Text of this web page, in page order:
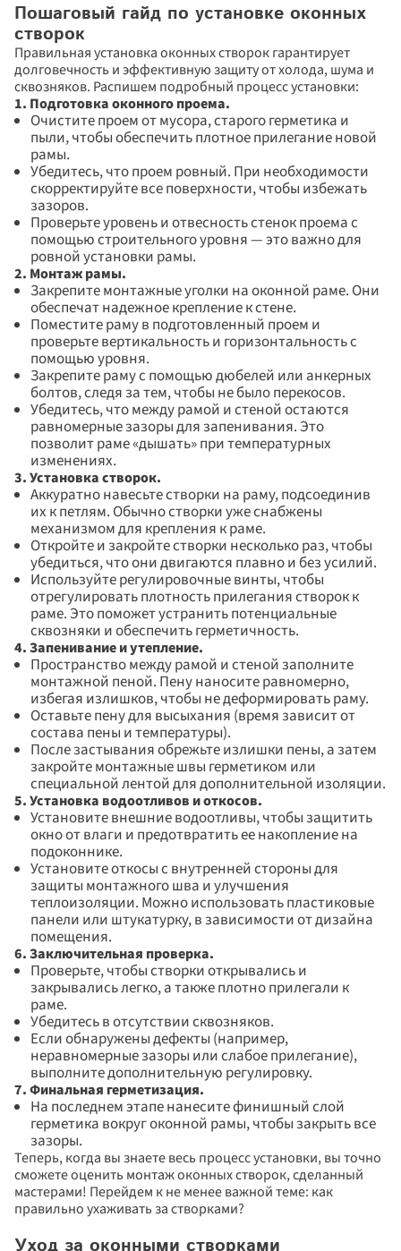
Дарим скидки до 55%
+5%! на новые окна
Спасибо за заявку!
Наш менеджер свяжется с вами
Повторить
Пошаговый гайд по установке оконных
створок
Правильная установка оконных створок гарантирует
долговечность и эффективную защиту от холода, шума и
сквозняков. Распишем подробный процесс установки:
1. Подготовка оконного проема.
Очистите проем от мусора, старого герметика и
пыли, чтобы обеспечить плотное прилегание новой
рамы.
Убедитесь, что проем ровный. При необходимости
скорректируйте все поверхности, чтобы избежать
зазоров.
Проверьте уровень и отвесность стенок проема с
помощью строительного уровня — это важно для
ровной установки рамы.
2. Монтаж рамы.
Закрепите монтажные уголки на оконной раме. Они
обеспечат надежное крепление к стене.
Поместите раму в подготовленный проем и
проверьте вертикальность и горизонтальность с
помощью уровня.
Закрепите раму с помощью дюбелей или анкерных
болтов, следя за тем, чтобы не было перекосов.
Убедитесь, что между рамой и стеной остаются
равномерные зазоры для запенивания. Это
позволит раме «дышать» при температурных
изменениях.
3. Установка створок.
Аккуратно навесьте створки на раму, подсоединив
их к петлям. Обычно створки уже снабжены
механизмом для крепления к раме.
Откройте и закройте створки несколько раз, чтобы
убедиться, что они двигаются плавно и без усилий.
Используйте регулировочные винты, чтобы
отрегулировать плотность прилегания створок к
раме. Это поможет устранить потенциальные
сквозняки и обеспечить герметичность.
4. Запенивание и утепление.
Пространство между рамой и стеной заполните
монтажной пеной. Пену наносите равномерно,
избегая излишков, чтобы не деформировать раму.
Оставьте пену для высыхания (время зависит от
состава пены и температуры).
После застывания обрежьте излишки пены, а затем
закройте монтажные швы герметиком или
специальной лентой для дополнительной изоляции.
5. Установка водоотливов и откосов.
Установите внешние водоотливы, чтобы защитить
окно от влаги и предотвратить ее накопление на
подоконнике.
Установите откосы с внутренней стороны для
защиты монтажного шва и улучшения
теплоизоляции. Можно использовать пластиковые
панели или штукатурку, в зависимости от дизайна
помещения.
6. Заключительная проверка.
Проверьте, чтобы створки открывались и
закрывались легко, а также плотно прилегали к
раме.
Убедитесь в отсутствии сквозняков.
Если обнаружены дефекты (например,
неравномерные зазоры или слабое прилегание),
выполните дополнительную регулировку.
7. Финальная герметизация.
На последнем этапе нанесите финишный слой
герметика вокруг оконной рамы, чтобы закрыть все
зазоры.
Теперь, когда вы знаете весь процесс установки, вы точно
сможете оценить монтаж оконных створок, сделанный
мастерами! Перейдем к не менее важной теме: как
правильно ухаживать за створками?